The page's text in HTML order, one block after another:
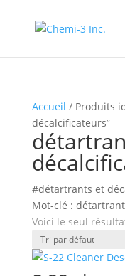
Accueil / Produits
décalcificateurs”
#détartrants et
Mot-clé :
Voici le seul